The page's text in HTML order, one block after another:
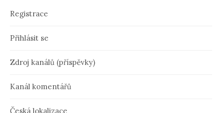
Registrace
Přihlásit se
Zdroj kanálů (příspěvky)
Kanál komentářů
Česká lokalizace